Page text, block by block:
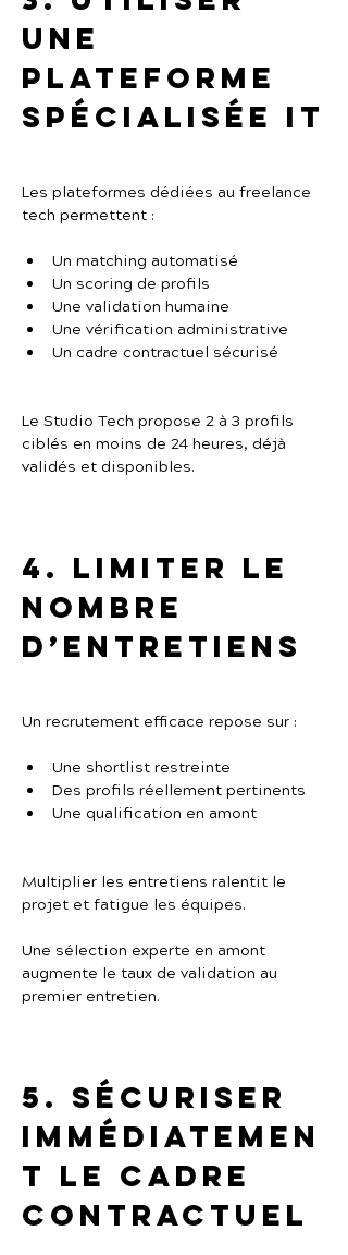
une
plateforme
spécialisée IT
Les plateformes dédiées au freelance
tech permettent :
Un matching automatisé
Un scoring de profils
Une validation humaine
Une vérification administrative
Un cadre contractuel sécurisé
Le Studio Tech propose 2 à 3 profils
ciblés en moins de 24 heures, déjà
validés et disponibles.
4. Limiter le
nombre
d’entretiens
Un recrutement efficace repose sur :
Une shortlist restreinte
Des profils réellement pertinents
Une qualification en amont
Multiplier les entretiens ralentit le
projet et fatigue les équipes.
Une sélection experte en amont
augmente le taux de validation au
premier entretien.
5. Sécuriser
immédiatemen
t le cadre
contractuel